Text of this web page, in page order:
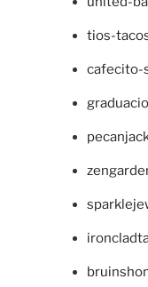
tios-
cafecito-